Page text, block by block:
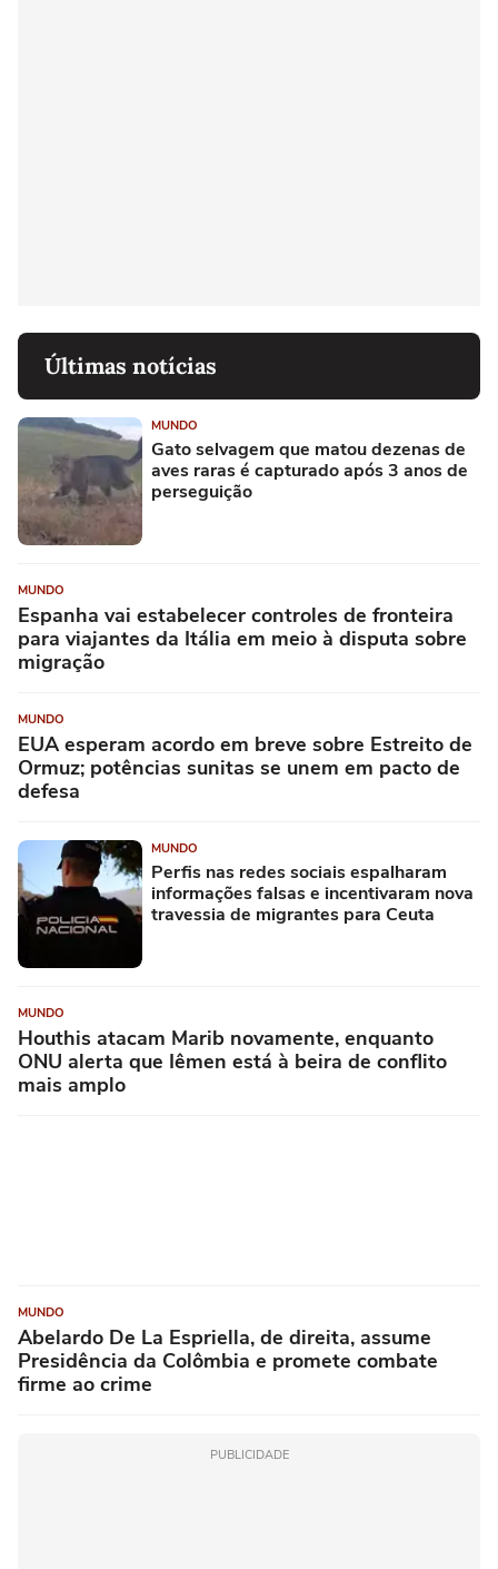
Últimas notícias
MUNDO
Gato selvagem que matou dezenas de
aves raras é capturado após 3 anos de
perseguição
MUNDO
Espanha vai estabelecer controles de fronteira
para viajantes da Itália em meio à disputa sobre
migração
MUNDO
EUA esperam acordo em breve sobre Estreito de
Ormuz; potências sunitas se unem em pacto de
defesa
MUNDO
Perfis nas redes sociais espalharam
informações falsas e incentivaram nova
travessia de migrantes para Ceuta
MUNDO
Houthis atacam Marib novamente, enquanto
ONU alerta que Iêmen está à beira de conflito
mais amplo
MUNDO
Abelardo De La Espriella, de direita, assume
Presidência da Colômbia e promete combate
firme ao crime
PUBLICIDADE